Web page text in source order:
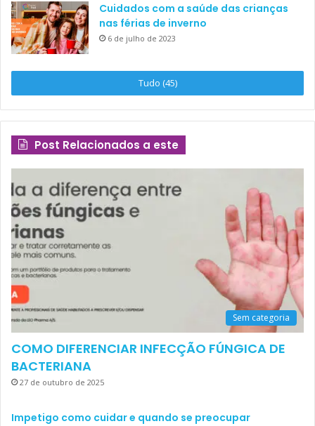
Cuidados com a saúde das crianças
nas férias de inverno
6 de julho de 2023
Tudo (45)
Post Relacionados a este
Sem categoria
COMO DIFERENCIAR INFECÇÃO FÚNGICA DE
BACTERIANA
27 de outubro de 2025
Impetigo como cuidar e quando se preocupar